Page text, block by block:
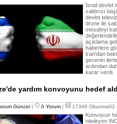
İsrail devlet
saldırısı
devlet
drone ile
mesafeyi
açıklama
haberlere
İran'dan
gecenin
ardından
karar verdi.
yardım konvoyunu hedef
Güncel | 0 Yorum | 17346 Okunma02
Konvoyun
niteleyen